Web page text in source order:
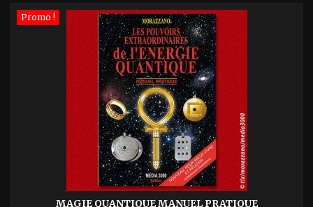
Promo !
MAGIE QUANTIQUE MANUEL PRATIQUE